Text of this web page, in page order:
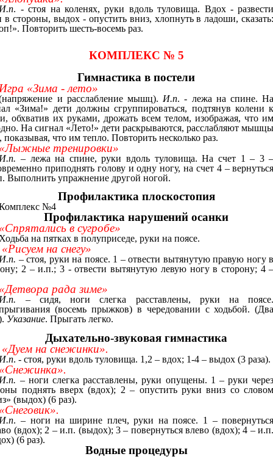
. - стоя на коленях, руки вдоль туловища. Вдох -
в стороны, выдох - опустить вниз, хлопнуть в ладоши,
Повторить шесть-восемь раз.
КОМПЛЕКС № 5
Гимнастика в постели
«Зима - лето»
и расслабление мышц). И.п. - лежа на спине.
«Зима!» дети должны сгруппироваться, подтянув колени
обхватив их руками, дрожать всем телом, изображая, что
На сигнал «Лето!» дети раскрываются, расслабляют
показывая, что им тепло. Повторить несколько раз.
тренировки»
– лежа на спине, руки вдоль туловища. На счет 1 – 3
приподнять голову и одну ногу, на счет 4 –
Выполнить упражнение другой ногой.
Профилактика плоскостопия
№4
Профилактика нарушений осанки
в сугробе»
на пятках в полуприседе, руки на поясе.
на снегу»
– стоя, руки на поясе. 1 – отвести вытянутую правую ногу
2 – и.п.; 3 - отвести вытянутую левую ногу в сторону; 4
рада зиме»
– сидя, ноги слегка расставлены, руки на
(восемь прыжков) в чередовании с ходьбой.
Указание. Прыгать легко.
Дыхательно-звуковая гимнастика
на снежинки».
. - стоя, руки вдоль туловища. 1,2 – вдох; 1-4 – выдох (3 раза).
– ноги слегка расставлены, руки опущены. 1 – руки
поднять вверх (вдох); 2 – опустить руки вниз со
(выдох) (6 раз).
. – ноги на ширине плеч, руки на поясе. 1 –
(вдох); 2 – и.п. (выдох); 3 – повернуться влево (вдох); 4 –
(6 раз).
Водные процедуры